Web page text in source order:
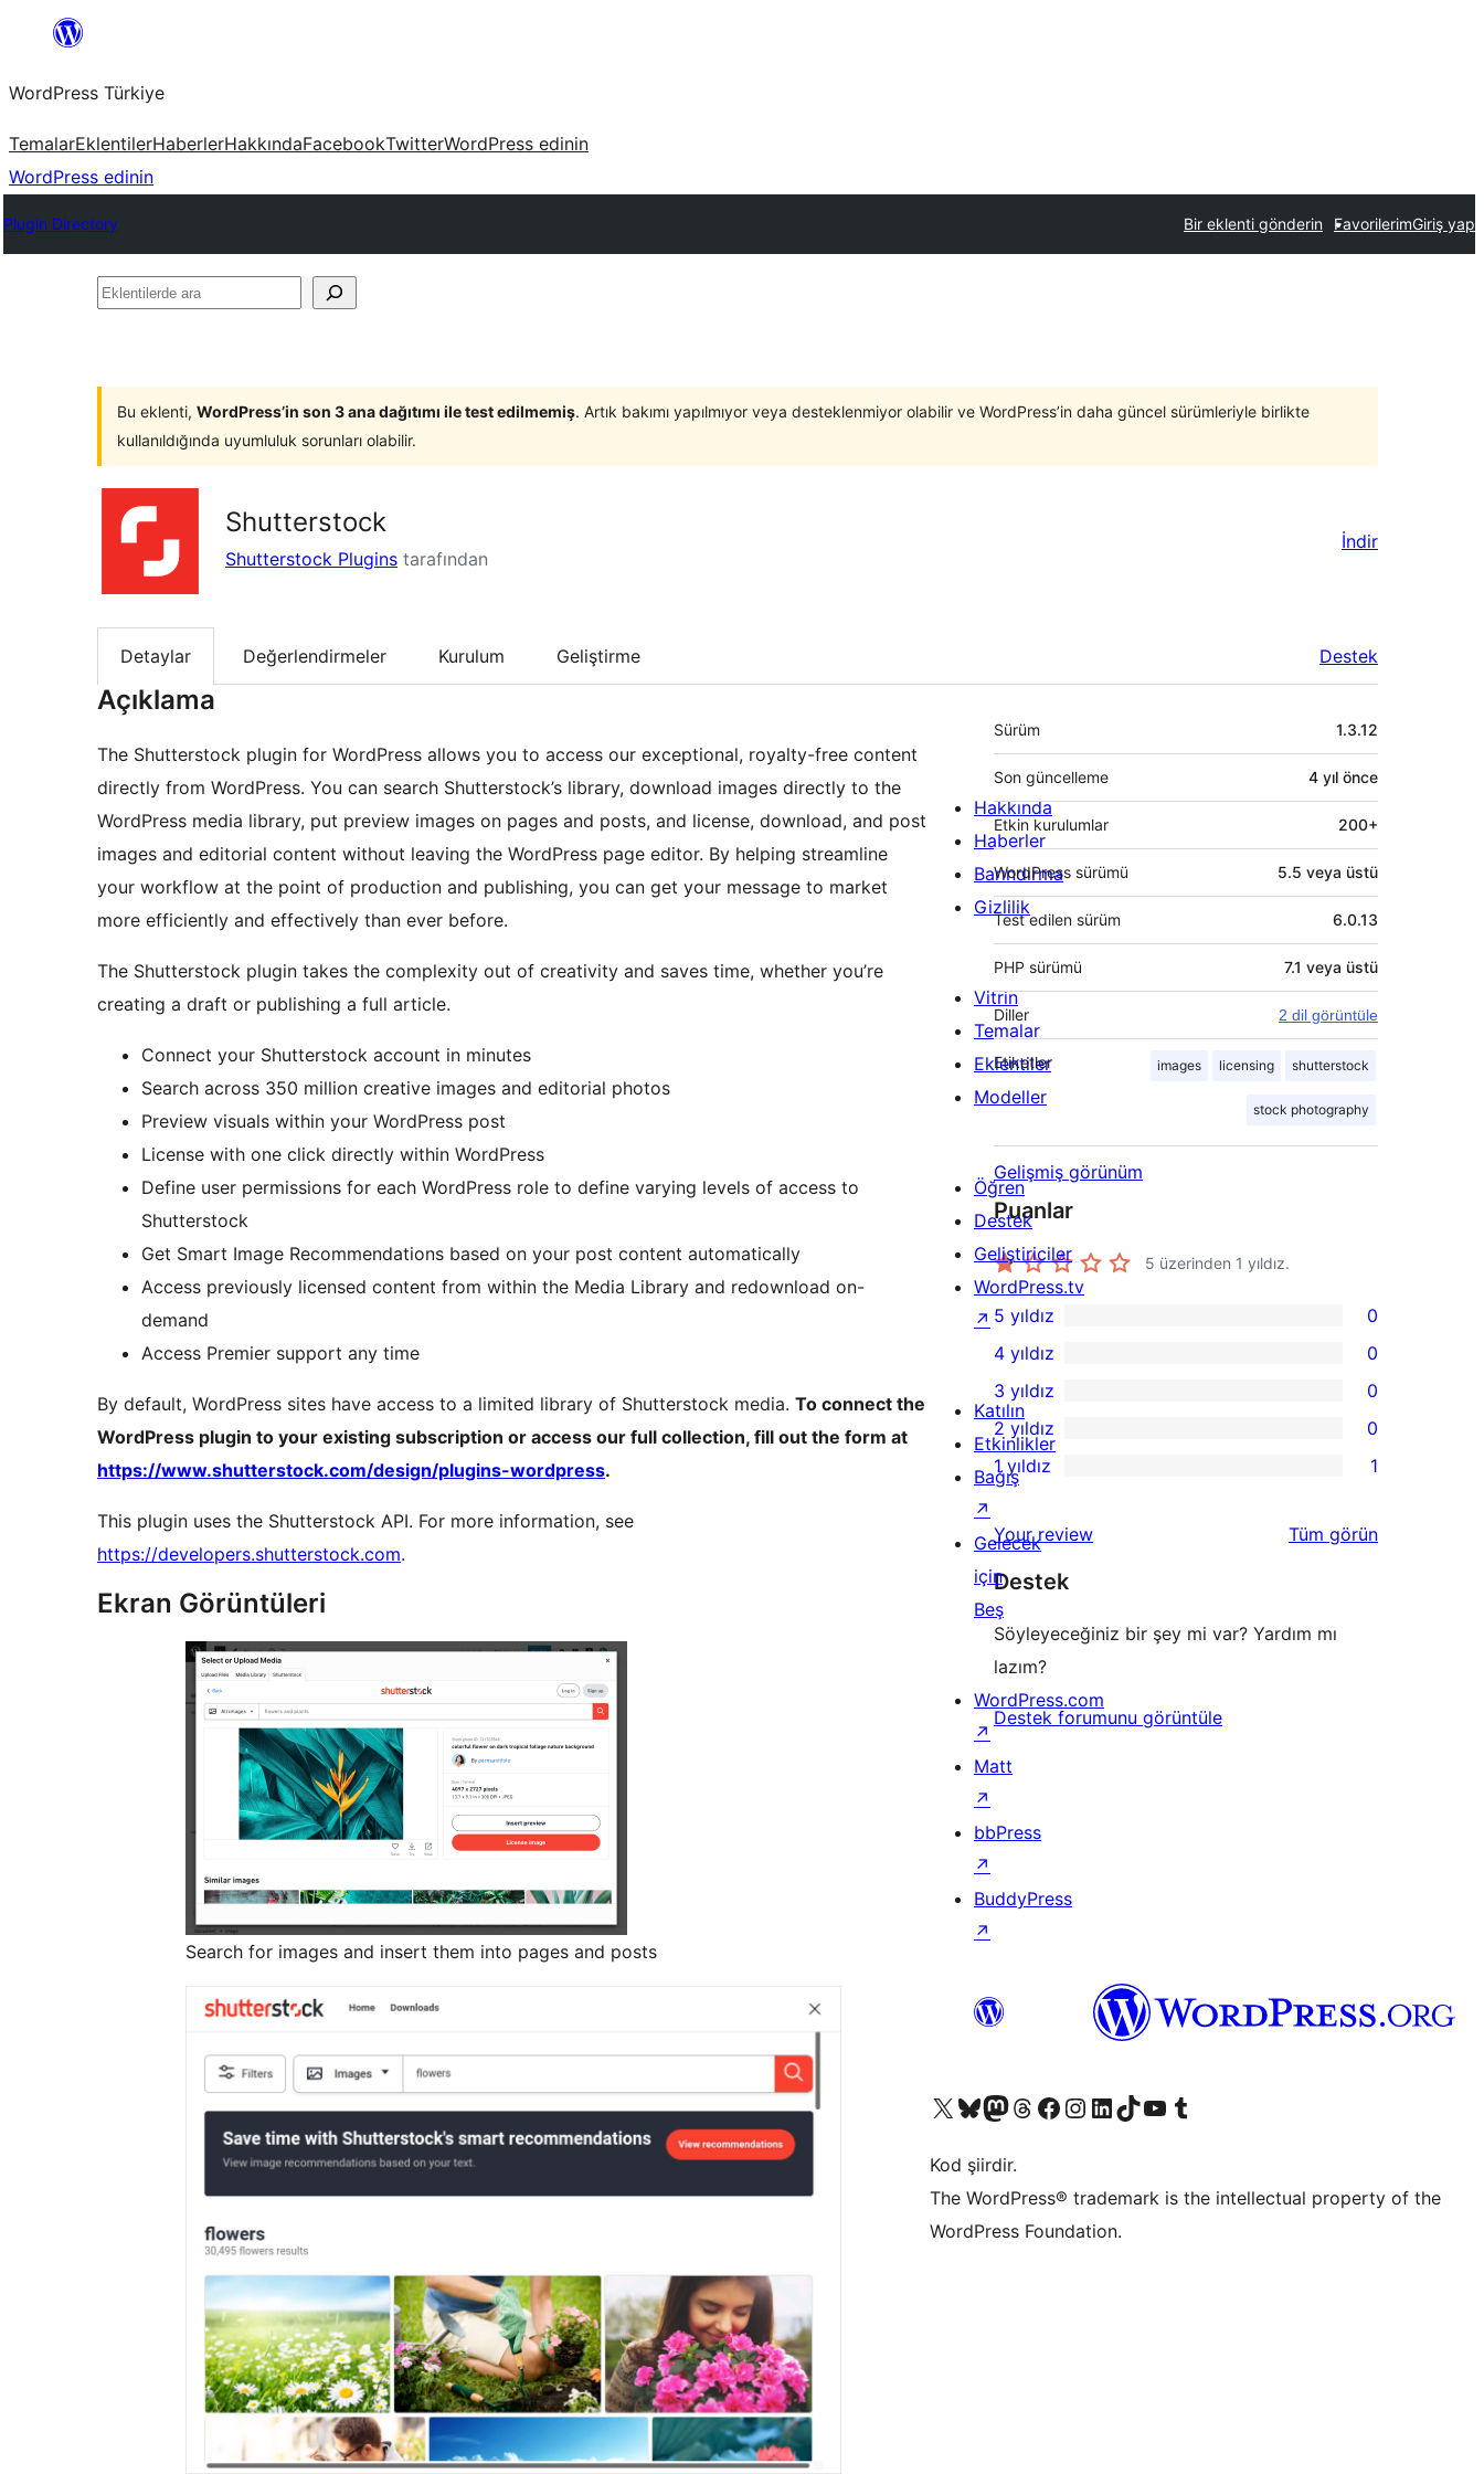
İçeriğe
WordPress Türkiye
TemalarEklentilerHaberlerHakkındaFacebookTwitterWordPress edinin
WordPress edinin
Plugin Directory Bir eklenti gönderin FavorilerimGiriş yap
Eklentilerde
Bu eklenti, WordPress’in son 3 ana dağıtımı ile test edilmemiş. Artık bakımı yapılmıyor veya desteklenmiyor olabilir ve WordPress’in daha güncel sürümleriyle birlikte
kullanıldığında uyumluluk sorunları olabilir.
Shutterstock
Shutterstock Plugins tarafından
İndir
Detaylar Değerlendirmeler Kurulum Geliştirme Destek
Açıklama
The Shutterstock plugin for WordPress allows you to access our exceptional, royalty-free content
directly from WordPress. You can search Shutterstock’s library, download images directly to the
WordPress media library, put preview images on pages and posts, and license, download, and post
images and editorial content without leaving the WordPress page editor. By helping streamline
your workflow at the point of production and publishing, you can get your message to market
more efficiently and effectively than ever before.
The Shutterstock plugin takes the complexity out of creativity and saves time, whether you’re
creating a draft or publishing a full article.
Connect your Shutterstock account in minutes
Search across 350 million creative images and editorial photos
Preview visuals within your WordPress post
License with one click directly within WordPress
Define user permissions for each WordPress role to define varying levels of access to
Shutterstock
Get Smart Image Recommendations based on your post content automatically
Access previously licensed content from within the Media Library and redownload on-
demand
Access Premier support any time
By default, WordPress sites have access to a limited library of Shutterstock media. To connect the
WordPress plugin to your existing subscription or access our full collection, fill out the form at
https://www.shutterstock.com/design/plugins-wordpress.
This plugin uses the Shutterstock API. For more information, see
https://developers.shutterstock.com.
Ekran Görüntüleri
Search for images and insert them into pages and posts
Meta
Sürüm 1.3.12
Son güncelleme 4 yıl önce
Etkin kurulumlar 200+
WordPress sürümü 5.5 veya üstü
Test edilen sürüm 6.0.13
PHP sürümü 7.1 veya üstü
Diller 2 dil görüntüle
Etiketler images licensing shutterstock
stock photography
Gelişmiş görünüm
Puanlar
5 üzerinden 1 yıldız.
0
5
yıldızlı
inceleme
5 yıldız 0
4
yıldızlı
inceleme
4 yıldız 0
0
3
yıldızlı
3 yıldız 0
0
2
inceleme
2 yıldız 0
1
yıldızlı
inceleme
1 yıldız 1
Your review Tüm değerlendirmeleri
görün
Destek
Söyleyeceğiniz bir şey mi var? Yardım mı
lazım?
Destek forumunu görüntüle
Hakkında
Haberler
Barındırma
Gizlilik
Vitrin
Temalar
Eklentiler
Modeller
Öğren
Destek
Geliştiriciler
WordPress.tv
↗
Katılın
Etkinlikler
Bağış
↗
Gelecek
için
Beş
WordPress.com
↗
Matt
↗
bbPress
↗
BuddyPress
↗
X (eski Twitter) hesabımıza bakın
Bluesky hesabımızı ziyaret edinMastodon hesabımızı ziyaret edinThreads hesabımızı ziyaret edinFacebook sayfamızı ziyaret edinInstagram hesabımızı ziyaret edinLinkedIn hesabımızı ziyaret edinTikTok hesabımızı ziyaret edinYouTube kanalımızı ziyaret edinTumblr hesabımızı ziyaret edin
Kod şiirdir.
The WordPress® trademark is the intellectual property of the
WordPress Foundation.